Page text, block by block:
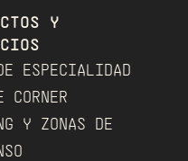
Y
ESPECIALIDAD
CORNER
Y ZONAS DE